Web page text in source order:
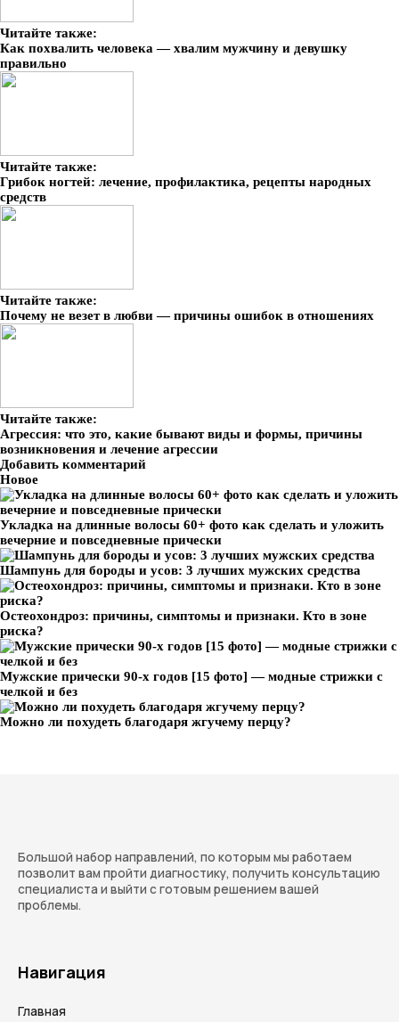
Читайте также:
Как похвалить человека — хвалим мужчину и девушку
правильно
Читайте также:
Грибок ногтей: лечение, профилактика, рецепты народных
средств
Читайте также:
Почему не везет в любви — причины ошибок в отношениях
Читайте также:
Агрессия: что это, какие бывают виды и формы, причины
возникновения и лечение агрессии
Добавить комментарий
Новое
Укладка на длинные волосы 60+ фото как сделать и уложить
вечерние и повседневные прически
Шампунь для бороды и усов: 3 лучших мужских средства
Остеохондроз: причины, симптомы и признаки. Кто в зоне
риска?
Мужские прически 90-х годов [15 фото] — модные стрижки с
челкой и без
Можно ли похудеть благодаря жгучему перцу?
Большой набор направлений, по которым мы работаем
позволит вам пройти диагностику, получить консультацию
специалиста и выйти с готовым решением вашей
проблемы.
Навигация
Главная